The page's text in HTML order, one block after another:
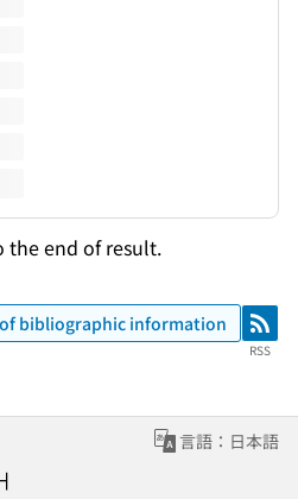
the end of result.
bibliographic information RSS
RSS
言語：日本語